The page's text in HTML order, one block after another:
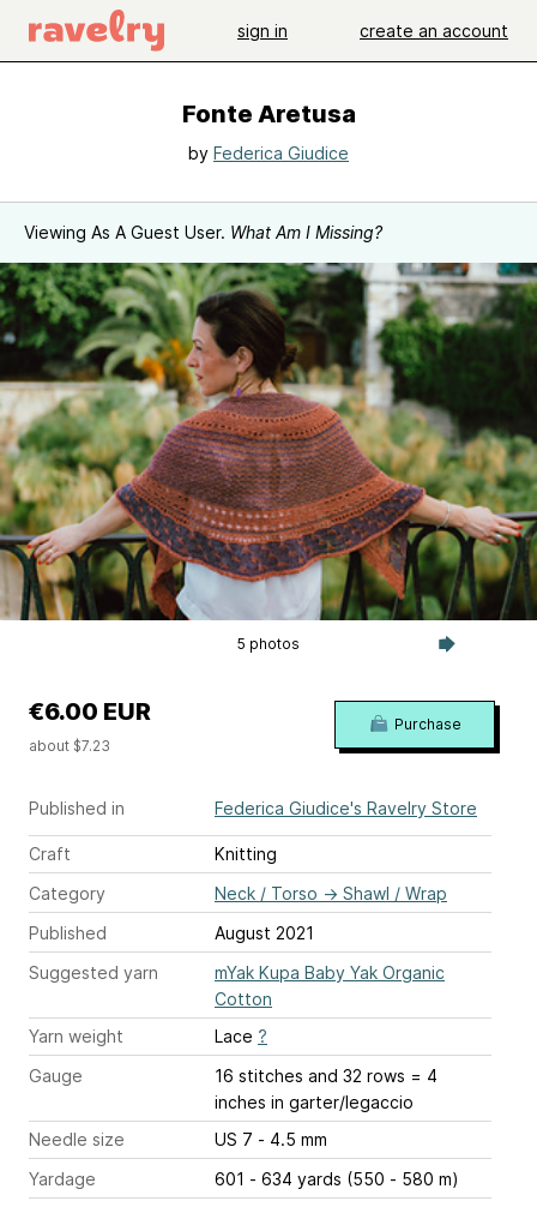
sign in create an account
Fonte Aretusa
by Federica Giudice
Viewing As A Guest User. What Am I Missing?
5 photos
Published in Federica Giudice's Ravelry Store
Craft
Knitting
Category
Neck / Torso → Shawl / Wrap
Published
August 2021
Suggested yarn
mYak Kupa Baby Yak Organic
Cotton
Yarn weight
Lace ?
Gauge
16 stitches and 32 rows = 4
inches in garter/legaccio
Needle size
US 7 - 4.5 mm
Yardage
601 - 634 yards (550 - 580 m)
€6.00 EUR
about $7.23
Purchase